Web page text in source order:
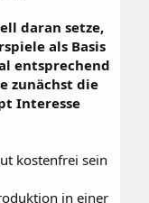
daran setze,
als Basis
entsprechend
zunächst die
Interesse
kostenfrei sein
in einer